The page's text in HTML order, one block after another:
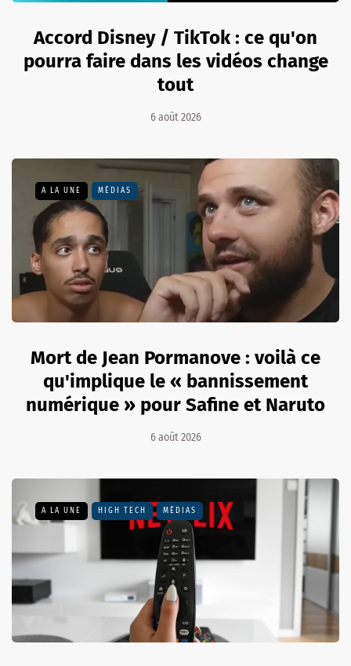
Accord Disney / TikTok : ce qu'on
pourra faire dans les vidéos change
tout
6 août 2026
A LA UNE MÉDIAS
Mort de Jean Pormanove : voilà ce
qu'implique le « bannissement
numérique » pour Safine et Naruto
6 août 2026
A LA UNE HIGH TECH MÉDIAS